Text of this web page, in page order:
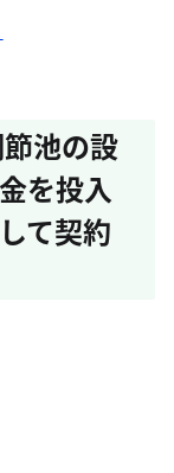
池の設
を投入
て契約